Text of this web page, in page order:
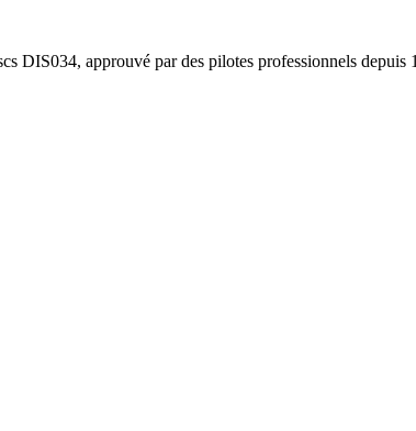
DIS034, approuvé par des pilotes professionnels depuis